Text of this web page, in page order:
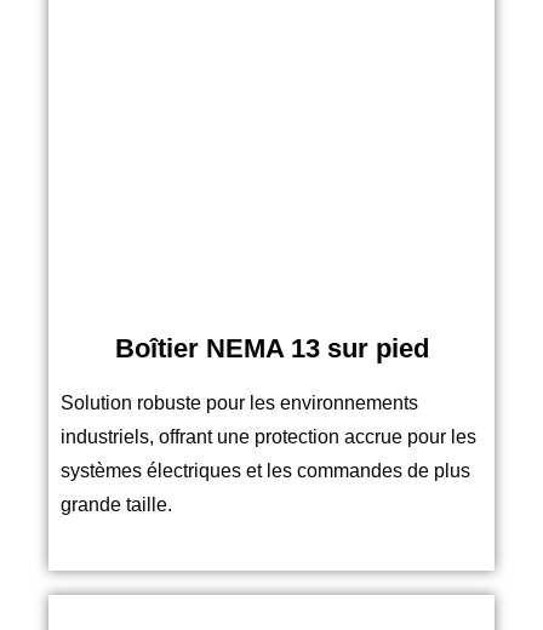
Boîtier NEMA 13 sur pied
Solution robuste pour les environnements
industriels, offrant une protection accrue pour les
systèmes électriques et les commandes de plus
grande taille.